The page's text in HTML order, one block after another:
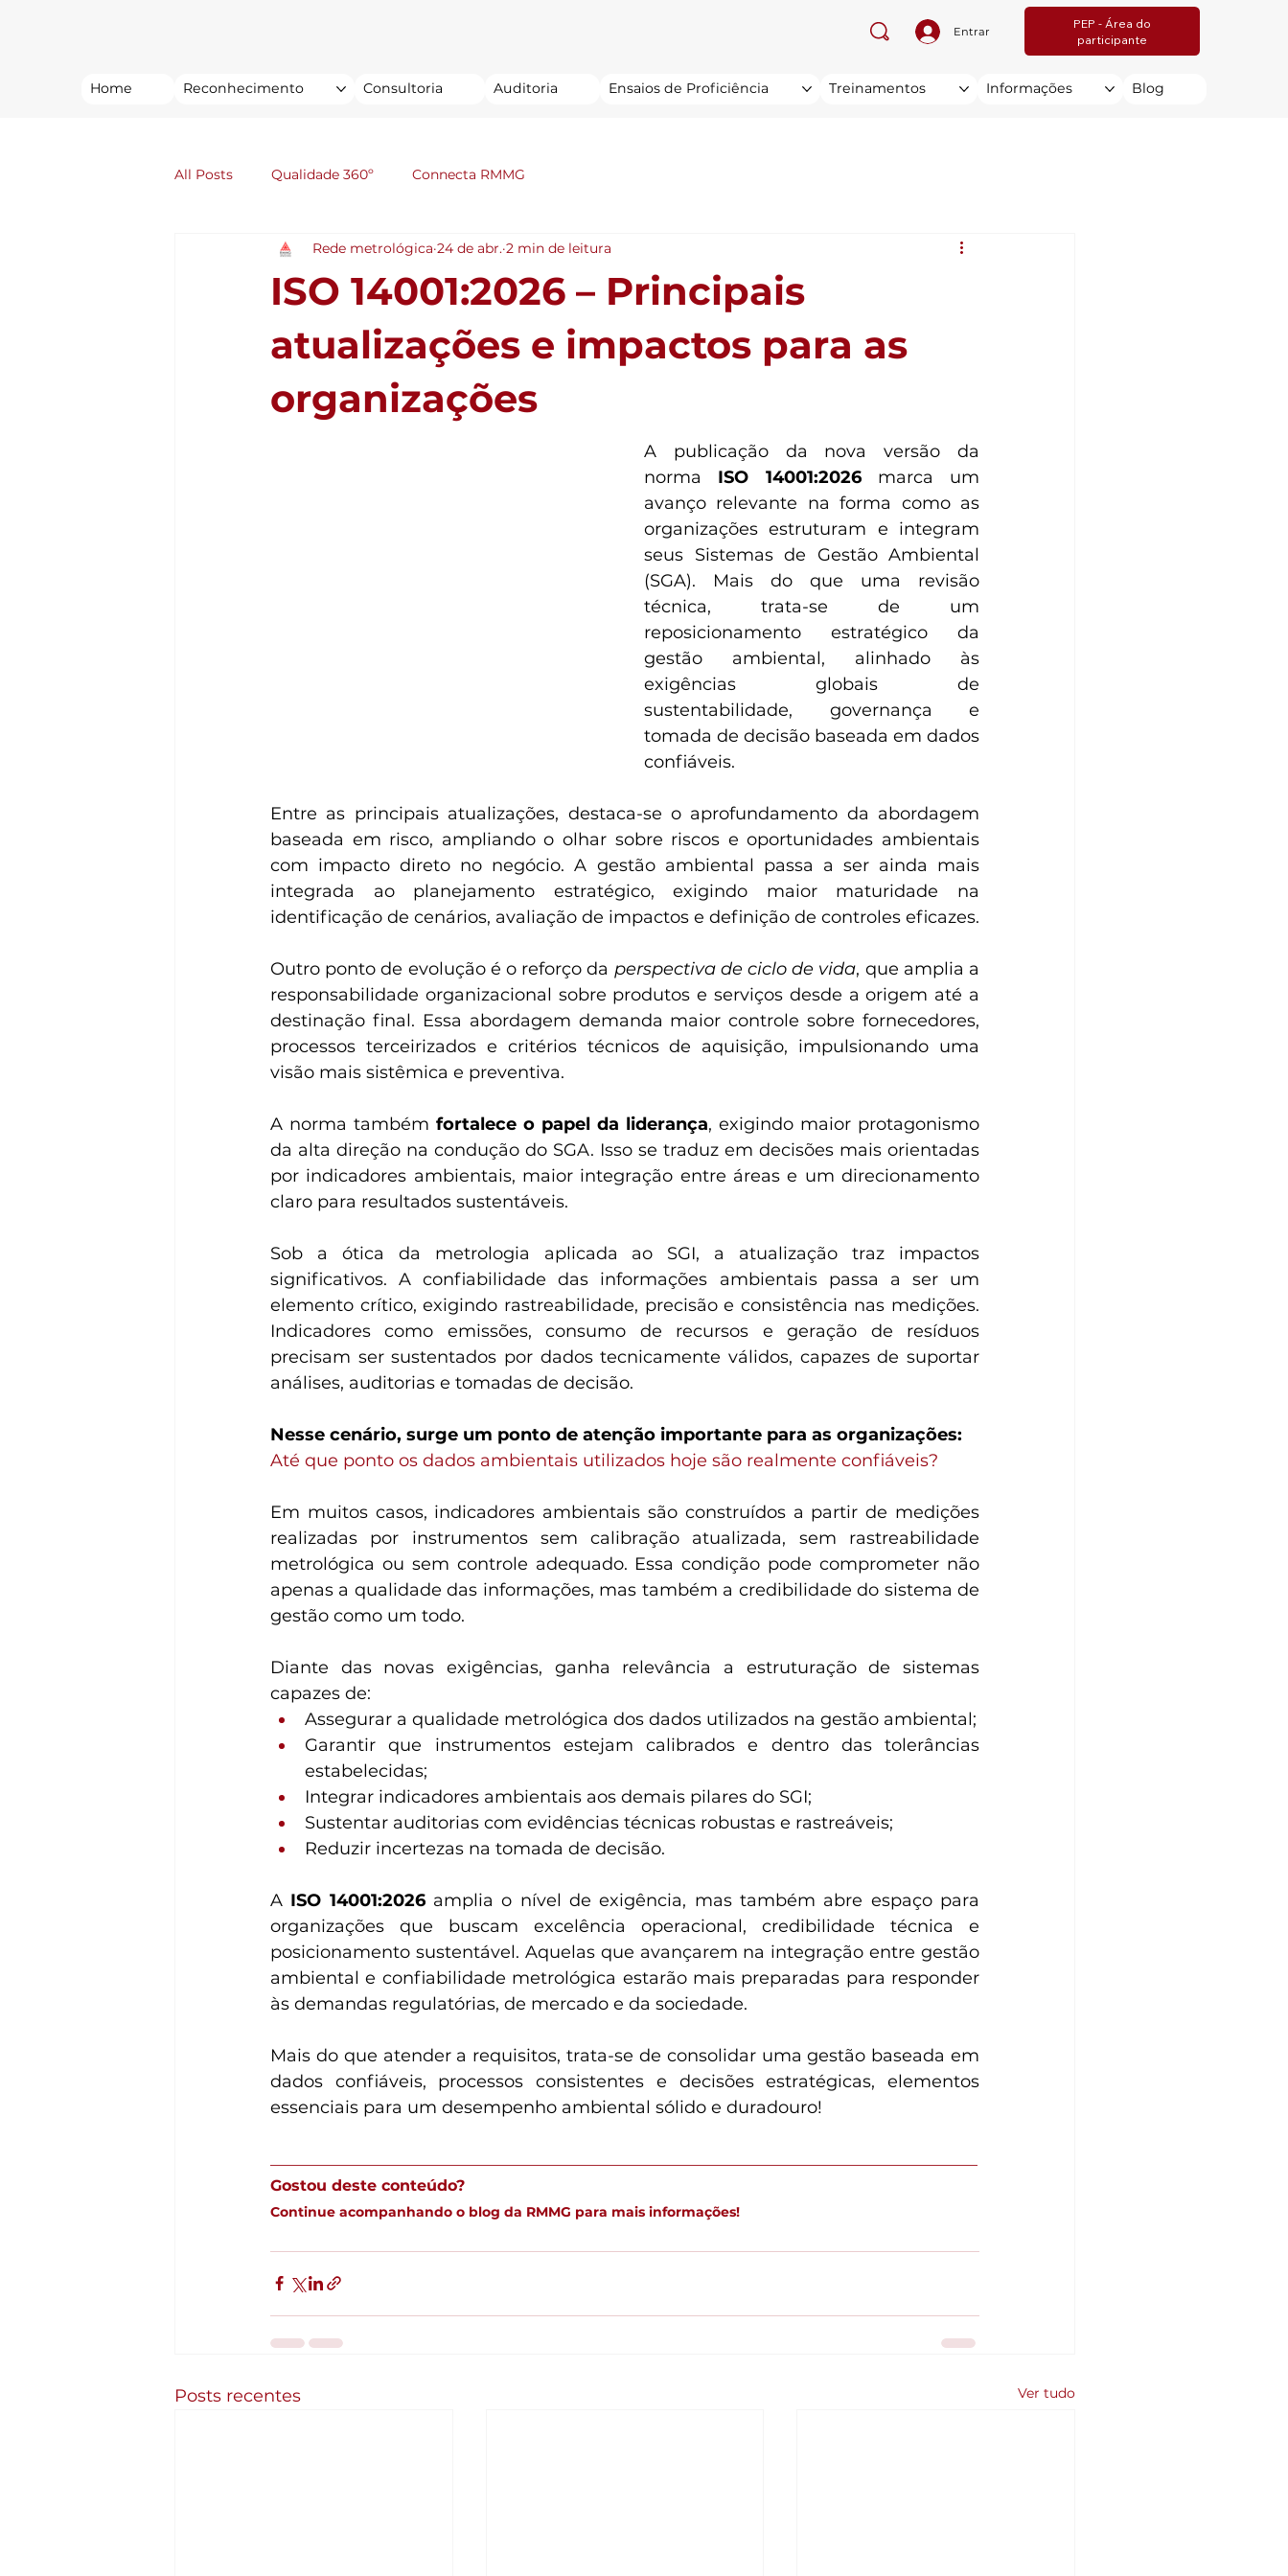
Entrar
PEP - Área do
participante
Home Reconhecimento Consultoria Auditoria Ensaios de Proficiência Treinamentos Informações Blog
All Posts Qualidade 360º Connecta RMMG
ISO 14001:2026 – Principais
atualizações e impactos para as
organizações
Rede metrológica 24 de abr. 2 min de leitura
A publicação da nova versão da
norma ISO 14001:2026 marca um
avanço relevante na forma como as
organizações estruturam e integram
seus Sistemas de Gestão Ambiental
(SGA). Mais do que uma revisão
técnica, trata-se de um
reposicionamento estratégico da
gestão ambiental, alinhado às
exigências globais de
sustentabilidade, governança e
tomada de decisão baseada em dados
confiáveis.
Entre as principais atualizações, destaca-se o aprofundamento da abordagem
baseada em risco, ampliando o olhar sobre riscos e oportunidades ambientais
com impacto direto no negócio. A gestão ambiental passa a ser ainda mais
integrada ao planejamento estratégico, exigindo maior maturidade na
identificação de cenários, avaliação de impactos e definição de controles eficazes.
Outro ponto de evolução é o reforço da perspectiva de ciclo de vida, que amplia a
responsabilidade organizacional sobre produtos e serviços desde a origem até a
destinação final. Essa abordagem demanda maior controle sobre fornecedores,
processos terceirizados e critérios técnicos de aquisição, impulsionando uma
visão mais sistêmica e preventiva.
A norma também fortalece o papel da liderança, exigindo maior protagonismo
da alta direção na condução do SGA. Isso se traduz em decisões mais orientadas
por indicadores ambientais, maior integração entre áreas e um direcionamento
claro para resultados sustentáveis.
Sob a ótica da metrologia aplicada ao SGI, a atualização traz impactos
significativos. A confiabilidade das informações ambientais passa a ser um
elemento crítico, exigindo rastreabilidade, precisão e consistência nas medições.
Indicadores como emissões, consumo de recursos e geração de resíduos
precisam ser sustentados por dados tecnicamente válidos, capazes de suportar
análises, auditorias e tomadas de decisão.
Nesse cenário, surge um ponto de atenção importante para as organizações:
Até que ponto os dados ambientais utilizados hoje são realmente confiáveis?
Em muitos casos, indicadores ambientais são construídos a partir de medições
realizadas por instrumentos sem calibração atualizada, sem rastreabilidade
metrológica ou sem controle adequado. Essa condição pode comprometer não
apenas a qualidade das informações, mas também a credibilidade do sistema de
gestão como um todo.
Diante das novas exigências, ganha relevância a estruturação de sistemas
capazes de:
Assegurar a qualidade metrológica dos dados utilizados na gestão ambiental;
Garantir que instrumentos estejam calibrados e dentro das tolerâncias
estabelecidas;
Integrar indicadores ambientais aos demais pilares do SGI;
Sustentar auditorias com evidências técnicas robustas e rastreáveis;
Reduzir incertezas na tomada de decisão.
A ISO 14001:2026 amplia o nível de exigência, mas também abre espaço para
organizações que buscam excelência operacional, credibilidade técnica e
posicionamento sustentável. Aquelas que avançarem na integração entre gestão
ambiental e confiabilidade metrológica estarão mais preparadas para responder
às demandas regulatórias, de mercado e da sociedade.
Mais do que atender a requisitos, trata-se de consolidar uma gestão baseada em
dados confiáveis, processos consistentes e decisões estratégicas, elementos
essenciais para um desempenho ambiental sólido e duradouro!
Gostou deste conteúdo?
Continue acompanhando o blog da RMMG para mais informações!
Posts recentes Ver tudo